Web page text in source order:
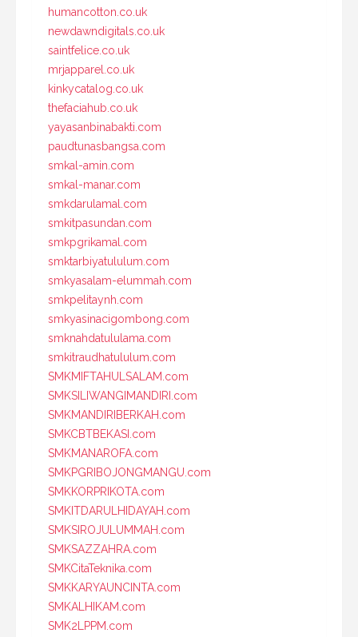
humancotton.co.uk
newdawndigitals.co.uk
saintfelice.co.uk
mrjapparel.co.uk
kinkycatalog.co.uk
thefaciahub.co.uk
yayasanbinabakti.com
paudtunasbangsa.com
smkal-amin.com
smkal-manar.com
smkdarulamal.com
smkitpasundan.com
smkpgrikamal.com
smktarbiyatululum.com
smkyasalam-elummah.com
smkpelitaynh.com
smkyasinacigombong.com
smknahdatululama.com
smkitraudhatululum.com
SMKMIFTAHULSALAM.com
SMKSILIWANGIMANDIRI.com
SMKMANDIRIBERKAH.com
SMKCBTBEKASI.com
SMKMANAROFA.com
SMKPGRIBOJONGMANGU.com
SMKKORPRIKOTA.com
SMKITDARULHIDAYAH.com
SMKSIROJULUMMAH.com
SMKSAZZAHRA.com
SMKCitaTeknika.com
SMKKARYAUNCINTA.com
SMKALHIKAM.com
SMK2LPPM.com